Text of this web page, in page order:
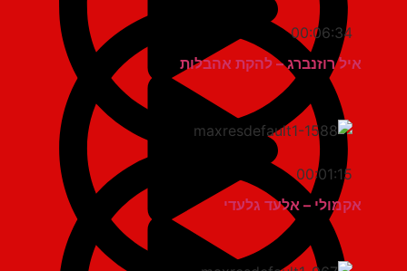
00:06:34
איל רוזנברג – להקת אהבלות
00:01:15
אקמולי – אלעד גלעדי